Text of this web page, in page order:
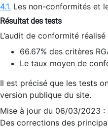
4.1. Les non-conformités et
Résultat des tests
L’audit de conformité
66.67% des critères
Le taux moyen de
Il est précisé que les tests
version publique du site.
Mise à jour du 06/03/2023 :
Des corrections des